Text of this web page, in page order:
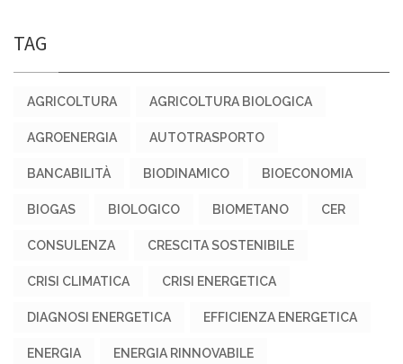
TAG
AGRICOLTURA AGRICOLTURA BIOLOGICA
AGROENERGIA AUTOTRASPORTO
BANCABILITÀ BIODINAMICO BIOECONOMIA
BIOGAS BIOLOGICO BIOMETANO CER
CONSULENZA CRESCITA SOSTENIBILE
CRISI CLIMATICA CRISI ENERGETICA
DIAGNOSI ENERGETICA EFFICIENZA ENERGETICA
ENERGIA ENERGIA RINNOVABILE